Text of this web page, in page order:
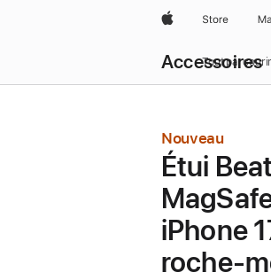
AppleStore
Accessoires
menu
locale
Tout parcourir
Nouveau
Étui
iPhone
roche-